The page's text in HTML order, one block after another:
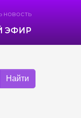
новость
ЭФИР
Найти